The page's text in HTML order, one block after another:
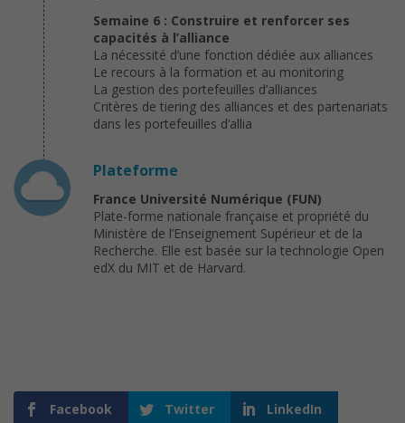
Semaine 6 : Construire et renforcer ses
capacités à l’alliance
La nécessité d’une fonction dédiée aux alliances
Le recours à la formation et au monitoring
La gestion des portefeuilles d’alliances
Critères de tiering des alliances et des partenariats
dans les portefeuilles d’allia
Plateforme
France Université Numérique (FUN)
Plate-forme nationale française et propriété du
Ministère de l’Enseignement Supérieur et de la
Recherche. Elle est basée sur la technologie Open
edX du MIT et de Harvard.
Facebook Twitter LinkedIn